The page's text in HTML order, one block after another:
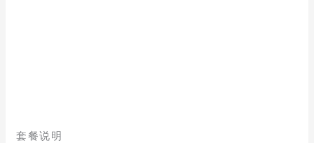
套餐说明